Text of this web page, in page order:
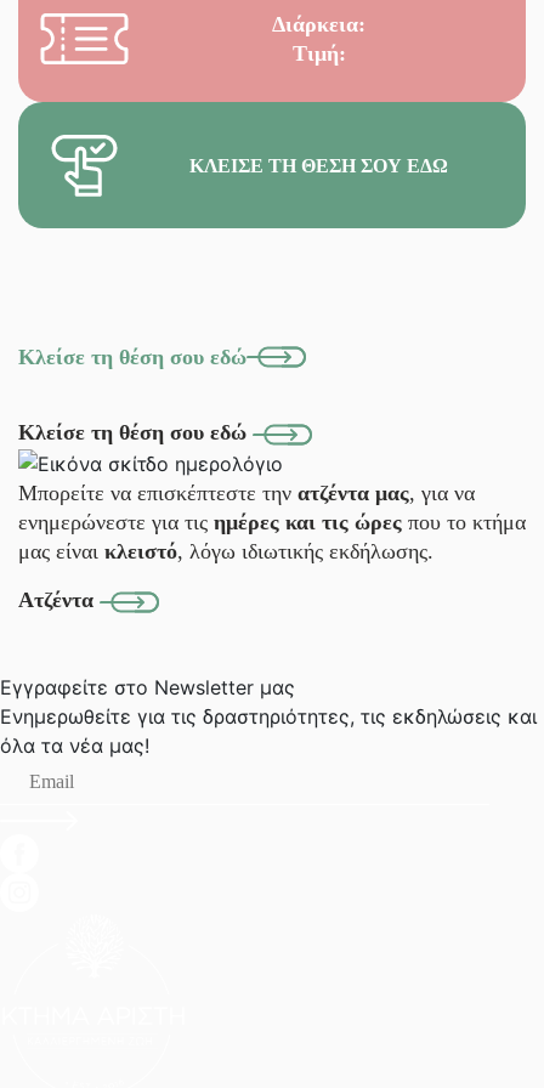
Διάρκεια:
Τιμή:
ΚΛΕΊΣΕ ΤΗ ΘΈΣΗ ΣΟΥ ΕΔΏ
Κλείσε τη θέση σου εδώ
Κλείσε τη θέση σου εδώ
Μπορείτε να επισκέπτεστε την ατζέντα μας, για να
ενημερώνεστε για τις ημέρες και τις ώρες που το κτήμα
μας είναι κλειστό, λόγω ιδιωτικής εκδήλωσης.
Ατζέντα
Εγγραφείτε στο Newsletter μας
Ενημερωθείτε για τις δραστηριότητες, τις εκδηλώσεις και
όλα τα νέα μας!